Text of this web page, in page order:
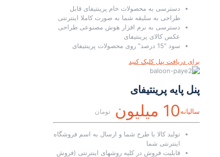
دسترسی به محصولات خام پرینتیفای قابل
طراحی به سلیقه شما به صورت کاملا اینترنتی
دسترسی به نرم افزار هوش مصنوعی طراحی
عکس کالای پرینتیفای
سود "15 درصد" روی محصولات پرینتیفای
برای دریافت پنل کلیک کنید
پنل پایه پرینتیفای
سالیانه10 میلیون تومان
تولید کالا با طرح شما و ارسال به اسم فروشگاه
اینترنتی شما
قابلیت فروش در کلیه روشهای اینترنتی (فروش